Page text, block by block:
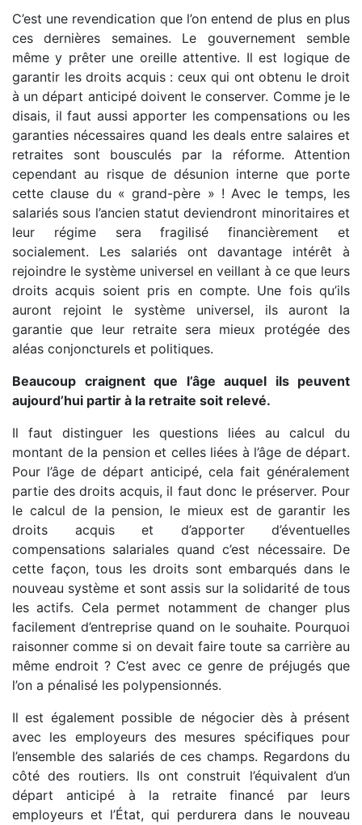
C’est une revendication que l’on entend de plus en plus
ces dernières semaines. Le gouvernement semble
même y prêter une oreille attentive. Il est logique de
garantir les droits acquis : ceux qui ont obtenu le droit
à un départ anticipé doivent le conserver. Comme je le
disais, il faut aussi apporter les compensations ou les
garanties nécessaires quand les deals entre salaires et
retraites sont bousculés par la réforme. Attention
cependant au risque de désunion interne que porte
cette clause du « grand-père » ! Avec le temps, les
salariés sous l’ancien statut deviendront minoritaires et
leur régime sera fragilisé financièrement et
socialement. Les salariés ont davantage intérêt à
rejoindre le système universel en veillant à ce que leurs
droits acquis soient pris en compte. Une fois qu’ils
auront rejoint le système universel, ils auront la
garantie que leur retraite sera mieux protégée des
aléas conjoncturels et politiques.
Beaucoup craignent que l’âge auquel ils peuvent
aujourd’hui partir à la retraite soit relevé.
Il faut distinguer les questions liées au calcul du
montant de la pension et celles liées à l’âge de départ.
Pour l’âge de départ anticipé, cela fait généralement
partie des droits acquis, il faut donc le préserver. Pour
le calcul de la pension, le mieux est de garantir les
droits acquis et d’apporter d’éventuelles
compensations salariales quand c’est nécessaire. De
cette façon, tous les droits sont embarqués dans le
nouveau système et sont assis sur la solidarité de tous
les actifs. Cela permet notamment de changer plus
facilement d’entreprise quand on le souhaite. Pourquoi
raisonner comme si on devait faire toute sa carrière au
même endroit ? C’est avec ce genre de préjugés que
l’on a pénalisé les polypensionnés.
Il est également possible de négocier dès à présent
avec les employeurs des mesures spécifiques pour
l’ensemble des salariés de ces champs. Regardons du
côté des routiers. Ils ont construit l’équivalent d’un
départ anticipé à la retraite financé par leurs
employeurs et l’État, qui perdurera dans le nouveau